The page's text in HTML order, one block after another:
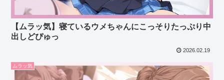
【ムラッ気】寝ているウメちゃんにこっそりたっぷり中
出しどぴゅっ
2026.02.19
ムラッ気